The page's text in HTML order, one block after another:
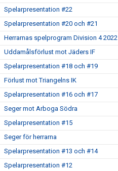
Spelarpresentation #22
Spelarpresentation #20 och #21
Herrarnas spelprogram Division 4 2022
Uddamålsförlust mot Jäders IF
Spelarpresentation #18 och #19
Förlust mot Triangelns IK
Spelarpresentation #16 och #17
Seger mot Arboga Södra
Spelarpresentation #15
Seger för herrarna
Spelarpresentation #13 och #14
Spelarpresentation #12